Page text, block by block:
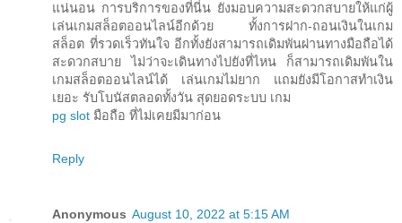
แน่นอน การบริการของที่นี่น ยังมอบความสะดวกสบายให้แก่ผู้
เล่นเกมสล็อตออนไลน์อีกด้วย ทั้งการฝาก-ถอนเงินในเกม
สล็อต ที่รวดเร็วทันใจ อีกทั้งยังสามารถเดิมพันผ่านทางมือถือได้
สะดวกสบาย ไม่ว่าจะเดินทางไปยังที่ไหน ก็สามารถเดิมพันใน
เกมสล็อตออนไลน์ได้ เล่นเกมไม่ยาก แถมยังมีโอกาสทำเงิน
เยอะ รับโบนัสตลอดทั้งวัน สุดยอดระบบ เกม
pg slot มือถือ ที่ไม่เคยมีมาก่อน
Reply
Anonymous August 10, 2022 at 5:15 AM